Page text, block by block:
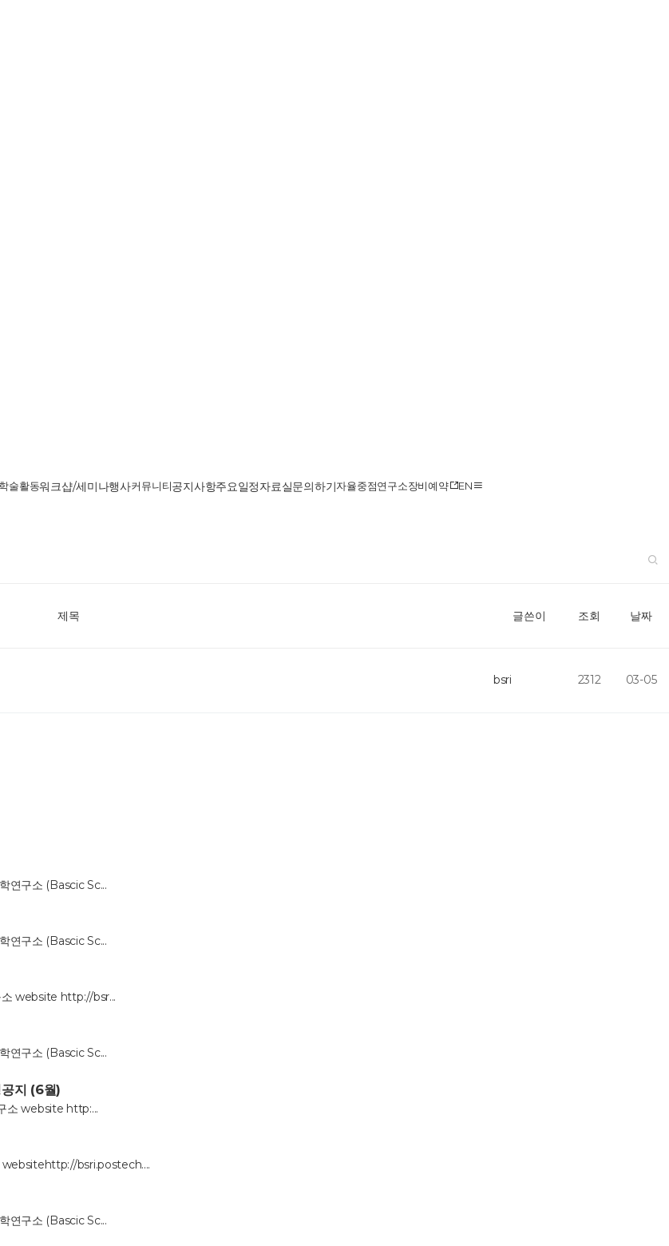
학술활동워크샵/세미나행사커뮤니티공지사항주요일정자료실문의하기자율중점연구소장비예약 EN
제목 글쓴이 조회 날짜
bsri 2312 03-05
연구소 (Bascic Sc...
연구소 (Bascic Sc...
소 website http://bsr...
연구소 (Bascic Sc...
지 (6월)
소 website http:...
websitehttp://bsri.postech....
연구소 (Bascic Sc...